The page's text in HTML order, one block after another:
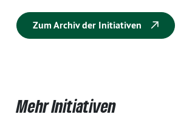
Zum Archiv der Initiativen
Mehr Initiativen